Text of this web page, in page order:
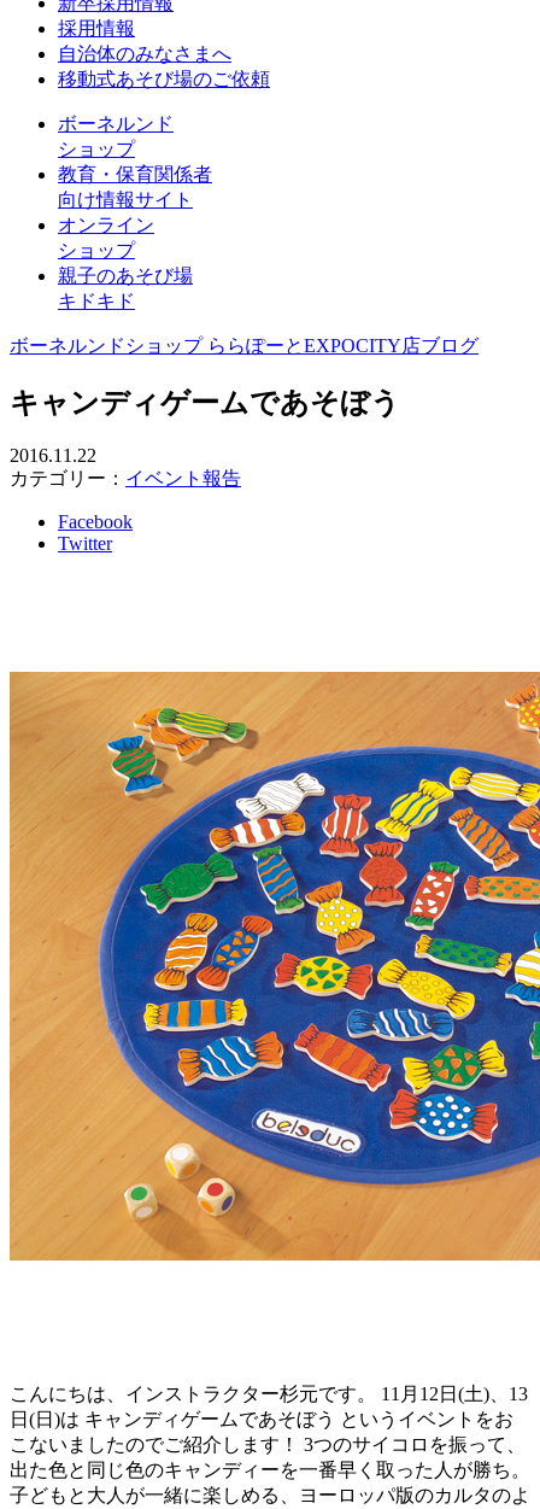
採用情報
自治体のみなさまへ
移動式あそび場のご依頼
ボーネルンド
ショップ
教育・保育関係者
向け情報サイト
オンライン
ショップ
親子のあそび場
キドキド
ボーネルンドショップ ららぽーとEXPOCITY店ブログ
キャンディゲームであそぼう
2016.11.22
カテゴリー： イベント報告
Facebook
Twitter
こんにちは、インストラクター杉元です。 11月12日(土)、13
日(日)は キャンディゲームであそぼう というイベントをお
こないましたのでご紹介します！ 3つのサイコロを振って、
出た色と同じ色のキャンディーを一番早く取った人が勝ち。
子どもと大人が一緒に楽しめる、ヨーロッパ版のカルタのよ